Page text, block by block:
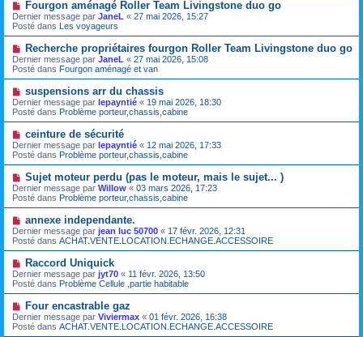
s
a
g
e
a
u
m
e
s
a
g
N
o
u
v
e
a
u
m
e
s
s
a
g
Fourgon aménagé Roller Team Livingstone duo go
Dernier message par JaneL « 27 mai 2026, 15:27
Posté dans Les voyageurs
N
o
u
v
a
u
m
e
s
s
a
g
e
Recherche propriétaires fourgon Roller Team Livingstone duo go
Dernier message par JaneL « 27 mai 2026, 15:08
Posté dans Fourgon aménagé et van
N
o
u
v
a
u
m
e
s
s
a
g
suspensions arr du chassis
Dernier message par lepayntié « 19 mai 2026, 18:30
Posté dans Problème porteur,chassis,cabine
N
o
u
v
e
a
u
m
e
s
s
a
g
e
ceinture de sécurité
Dernier message par lepayntié « 12 mai 2026, 17:33
Posté dans Problème porteur,chassis,cabine
N
o
u
v
a
u
m
e
s
a
g
e
Sujet moteur perdu (pas le moteur, mais le sujet... )
Dernier message par Willow « 03 mars 2026, 17:23
Posté dans Problème porteur,chassis,cabine
N
o
u
v
e
a
u
m
e
s
a
g
annexe independante.
Dernier message par jean luc 50700 « 17 févr. 2026, 12:31
Posté dans ACHAT.VENTE.LOCATION.ECHANGE.ACCESSOIRE
N
o
u
v
e
a
u
m
Raccord Uniquick
Dernier message par jyt70 « 11 févr. 2026, 13:50
Posté dans Problème Cellule ,partie habitable
N
o
u
v
Four encastrable gaz
Dernier message par Viviermax « 01 févr. 2026, 16:38
Posté dans ACHAT.VENTE.LOCATION.ECHANGE.ACCESSOIRE